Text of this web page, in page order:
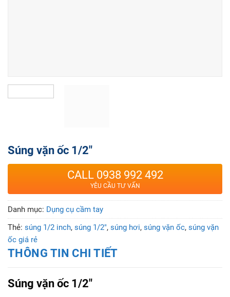
Súng vặn ốc 1/2″
CALL 0938 992 492
YÊU CẦU TƯ VẤN
Danh mục: Dụng cụ cầm tay
Thẻ: súng 1/2 inch, súng 1/2", súng hơi, súng vặn ốc, súng vặn
ốc giá rẻ
THÔNG TIN CHI TIẾT
Súng vặn ốc 1/2″